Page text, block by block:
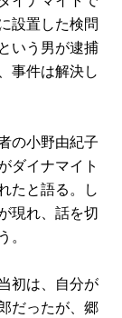
設置した検問
いう男が逮捕
事件は解決し
の小野由紀子
ダイナマイト
たと語る。し
現れ、話を切
初は、自分が
だったが、郷